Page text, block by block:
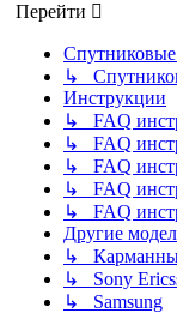
Перейти
↳
Инструкции
↳ FAQ
↳ FAQ
↳ FAQ
↳ FAQ
↳ FAQ
Другие
↳
↳ Sony
↳ Samsung